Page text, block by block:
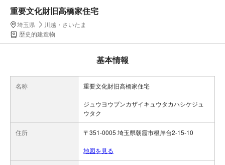
重要文化財旧高橋家住宅
埼玉県
川越・さいたま
歴史的建造物
基本情報
名称 重要文化財旧高橋家住宅
ジュウヨウブンカザイキュウタカハシケジュ
ウタク
住所 〒351-0005 埼玉県朝霞市根岸台2-15-10
地図を見る